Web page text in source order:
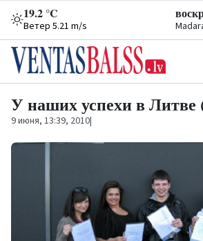
19.2 °C
Ветер 5.21 m/s
У наших успехи в
9 июня, 13:39, 2010|